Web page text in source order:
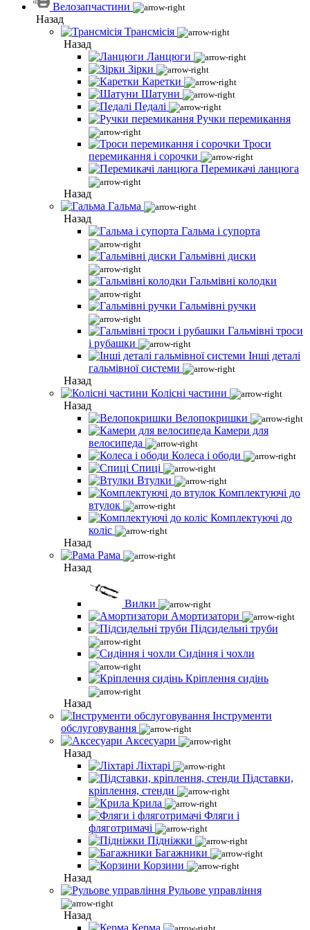
Велозапчастини
Назад
Трансмісія
Назад
Ланцюги
Зірки
Каретки
Шатуни
Педалі
Ручки перемикання
Троси
перемикання і сорочки
Перемикачі ланцюга
Назад
Гальма
Назад
Гальма і супорта
Гальмівні диски
Гальмівні колодки
Гальмівні ручки
Гальмівні троси
і рубашки
Інші деталі
гальмівної системи
Назад
Колісні частини
Назад
Велопокришки
Камери для
велосипеда
Колеса і ободи
Спиці
Втулки
Комплектуючі до
втулок
Комплектуючі до
коліс
Назад
Рама
Назад
Вилки
Амортизатори
Підсидельні труби
Сидіння і чохли
Кріплення сидінь
Назад
Інструменти
обслуговування
Аксесуари
Назад
Ліхтарі
Підставки,
кріплення, стенди
Крила
Фляги і
фляготримачі
Підніжки
Багажники
Корзини
Назад
Рульове управління
Назад
Керма